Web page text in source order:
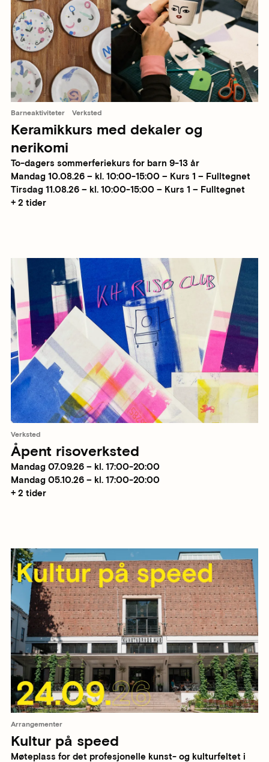
Barneaktiviteter Verksted
Keramikkurs med dekaler og
nerikomi
To-dagers sommerferiekurs for barn 9-13 år
Mandag 10.08.26 – kl. 10:00-15:00 – Kurs 1 – Fulltegnet
Tirsdag 11.08.26 – kl. 10:00-15:00 – Kurs 1 – Fulltegnet
+ 2 tider
Verksted
Åpent risoverksted
Mandag 07.09.26 – kl. 17:00-20:00
Mandag 05.10.26 – kl. 17:00-20:00
+ 2 tider
Arrangementer
Kultur på speed
Møteplass for det profesjonelle kunst- og kulturfeltet i